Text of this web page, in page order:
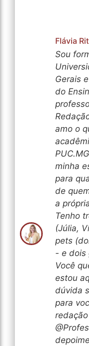
Flávia
Sou
Gerais
do
amo o
minha
para
de
a
Tenho
(Júlia,
pets
- e dois
Você
estou
dúvida
para